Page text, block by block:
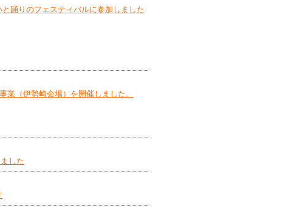
踊りのフェスティバルに参加しました
業（伊勢崎会場）を開催しました。
した